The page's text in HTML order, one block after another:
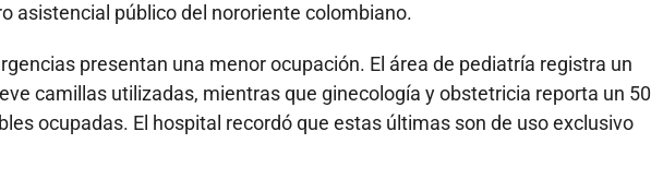
asistencial público del nororiente colombiano.
presentan una menor ocupación. El área de pediatría registra un
camillas utilizadas, mientras que ginecología y obstetricia reporta un 50
ocupadas. El hospital recordó que estas últimas son de uso exclusivo